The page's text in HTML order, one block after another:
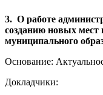
3. О работе
созданию новых мест
муниципального
Основание:
Докладчики: